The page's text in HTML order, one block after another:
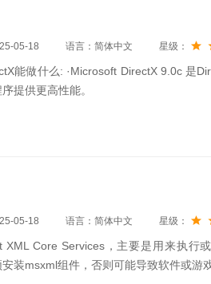
05-18 语言：简体中文 星级：
能做什么: ·Microsoft DirectX 9.0c 是
提供更高性能。
05-18 语言：简体中文 星级：
XML Core Services，主要是用来执行
装msxml组件，否则可能导致软件或游